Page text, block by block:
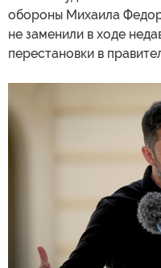
обороны Михаила
не заменили в ходе
перестановки в